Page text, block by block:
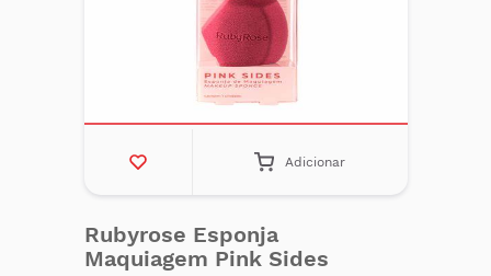
Adicionar
Rubyrose Esponja
Maquiagem Pink Sides